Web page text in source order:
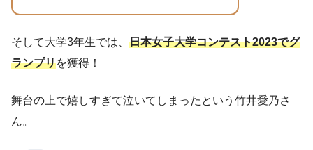
そして大学3年生では、 日本女子大学コンテスト2023でグ
ランプリを獲得！
舞台の上で嬉しすぎて泣いてしまったという竹井愛乃さ
ん。